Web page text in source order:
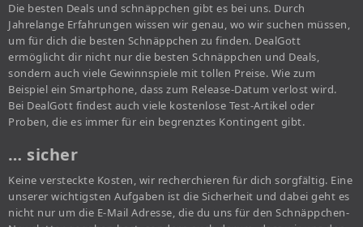
Die besten Deals und schnäppchen gibt es bei uns. Durch
Jahrelange Erfahrungen wissen wir genau, wo wir suchen müssen,
um für dich die besten Schnäppchen zu finden. DealGott
ermöglicht dir nicht nur die besten Schnäppchen und Deals,
sondern auch viele Gewinnspiele mit tollen Preise. Wie zum
Beispiel ein Smartphone, dass zum Release-Datum verlost wird.
Bei DealGott findest auch viele kostenlose Test-Artikel oder
Proben, die es immer für ein begrenztes Kontingent gibt.
… sicher
Keine versteckte Kosten, wir recherchieren für dich sorgfältig. Eine
unserer wichtigsten Aufgaben ist die Sicherheit und dabei geht es
nicht nur um die E-Mail Adresse, die du uns für den Schnäppchen-